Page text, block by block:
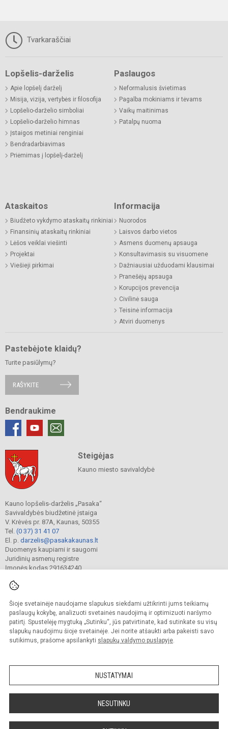
Šioje svetainėje naudojame slapukus siekdami užtikrinti jums teikiamų
paslaugų kokybę, analizuoti svetainės naudojimą ir optimizuoti naršymo
patirtį. Spustelėję mygtuką „Sutinku“, jūs patvirtinate, kad sutinkate su visų
slapukų naudojimu šioje svetainėje. Jei norite atšaukti arba pakeisti savo
sutikimus, prašome apsilankyti slapukų valdymo puslapyje.
NUSTATYMAI
NESUTINKU
Tvarkaraščiai
Lopšelis-darželis
Apie lopšelį darželį
Misija, vizija, vertybės ir filosofija
Lopšelio-darželio simboliai
Lopšelio-darželio himnas
Įstaigos metiniai renginiai
Bendradarbiavimas
Priėmimas į lopšelį-darželį
Paslaugos
Neformalusis švietimas
Pagalba mokiniams ir tėvams
Vaikų maitinimas
Patalpų nuoma
Ataskaitos
Biudžeto vykdymo ataskaitų rinkiniai
Finansinių ataskaitų rinkiniai
Lėšos veiklai viešinti
Projektai
Viešieji pirkimai
Informacija
Nuorodos
Laisvos darbo vietos
Asmens duomenų apsauga
Konsultavimasis su visuomene
Dažniausiai užduodami klausimai
Pranešėjų apsauga
Korupcijos prevencija
Civilinė sauga
Teisinė informacija
Atviri duomenys
Pastebėjote klaidų?
Turite pasiūlymų?
RAŠYKITE
Bendraukime
Steigėjas
Kauno miesto savivaldybė
Kauno lopšelis-darželis „Pasaka“
Savivaldybės biudžetinė įstaiga
V. Krėvės pr. 87A, Kaunas, 50355
Tel. (0 37) 31 41 07
El. p. darzelis@pasakakaunas.lt
Duomenys kaupiami ir saugomi
Juridinių asmenų registre
Įmonės kodas 291634240
© 2022. Kauno lopšelis-darželis „Pasaka“. Visos teisės saugomos.
Kopijuoti turinį be raštiško įstaigos administracijos sutikimo griežtai draudžiama.
Prieinamumo paraiška Slapukų valdymas
Sumanus būdas atnaujinti